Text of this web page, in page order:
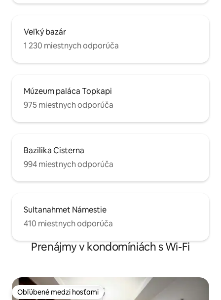
Veľký bazár
1 230 miestnych odporúča
Múzeum paláca Topkapi
975 miestnych odporúča
Bazilika Cisterna
994 miestnych odporúča
Sultanahmet Námestie
410 miestnych odporúča
Prenájmy v kondomíniách s Wi-Fi
Obľúbené medzi hosťami
Obľúbené medzi hosťami